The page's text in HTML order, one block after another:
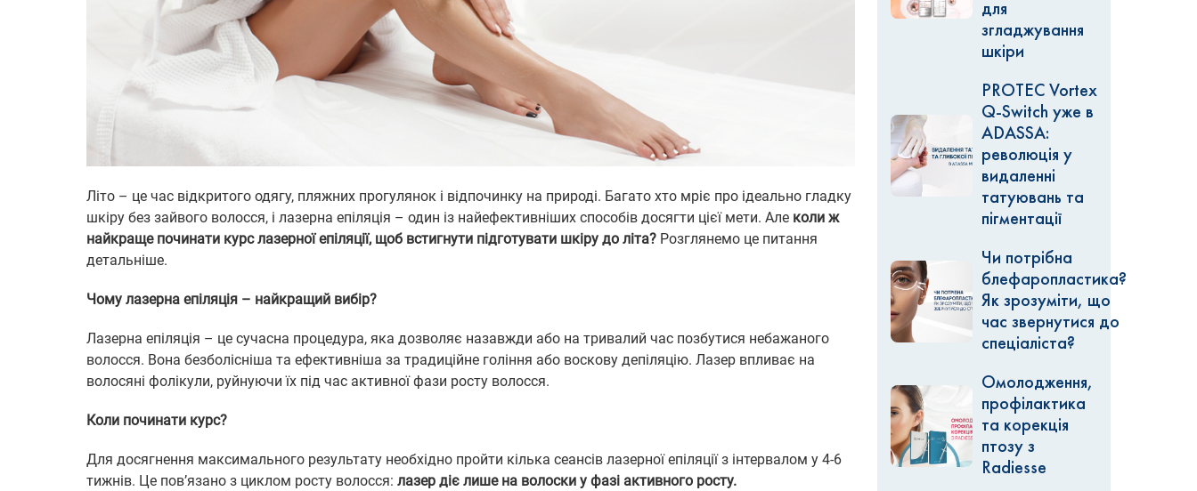
Літо – це час відкритого одягу, пляжних прогулянок і відпочинку на природі. Багато хто мріє про ідеально гладку
шкіру без зайвого волосся, і лазерна епіляція – один із найефективніших способів досягти цієї мети. Але коли ж
найкраще починати курс лазерної епіляції, щоб встигнути підготувати шкіру до літа? Розглянемо це питання
детальніше.
Чому лазерна епіляція – найкращий вибір?
Лазерна епіляція – це сучасна процедура, яка дозволяє назавжди або на тривалий час позбутися небажаного
волосся. Вона безболісніша та ефективніша за традиційне гоління або воскову депіляцію. Лазер впливає на
волосяні фолікули, руйнуючи їх під час активної фази росту волосся.
Коли починати курс?
Для досягнення максимального результату необхідно пройти кілька сеансів лазерної епіляції з інтервалом у 4-6
тижнів. Це пов’язано з циклом росту волосся: лазер діє лише на волоски у фазі активного росту.
для
згладжування
шкіри
PROTEC Vortex
Q-Switch уже в
ADASSA:
революція у
видаленні
татуювань та
пігментації
Чи потрібна
блефаропластика?
Як зрозуміти, що
час звернутися до
спеціаліста?
Омолодження,
профілактика
та корекція
птозу з
Radiesse